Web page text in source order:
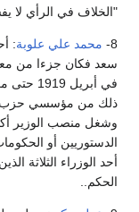
"الخلاف في الرأي لا
8- محمد علي علوبة:
سعد فكان جزءا من
ذلك من مؤسسي حزب
وشغل منصب الوزير
الدستوريين أو
أحد الوزراء الثلاثة
الحكم..